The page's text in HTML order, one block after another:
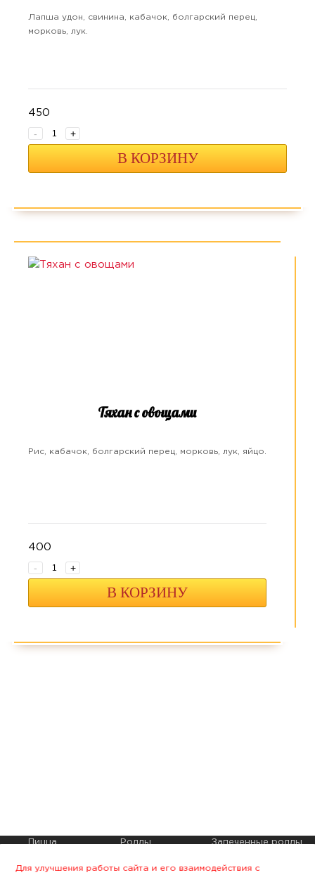
Лапша удон, свинина, кабачок, болгарский перец,
морковь, лук.
450
- +
В КОРЗИНУ
Тяхан с овощами
Рис, кабачок, болгарский перец, морковь, лук, яйцо.
400
- +
В КОРЗИНУ
Пицца Роллы Запеченные роллы
Сеты Горячие роллы Салаты
Для улучшения работы сайта и его взаимодействия с